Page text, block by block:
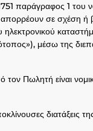
παράγραφος 1 του
σε σχέση
μέσω της
τον Πωλητή είναι
διατάξεις